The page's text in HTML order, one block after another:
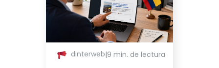
dinterweb|9 min. de lectura